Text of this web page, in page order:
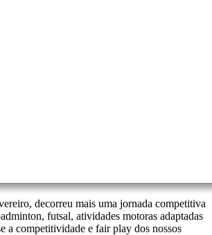
decorreu mais uma jornada competitiva
futsal, atividades motoras adaptadas
a competitividade e fair play dos nossos